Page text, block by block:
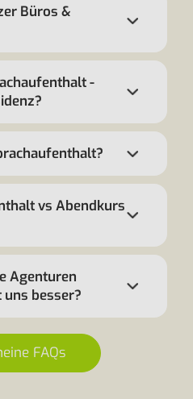
Büros &
-
vs Abendkurs
Agenturen
besser?
FAQs